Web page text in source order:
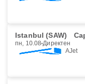
Istanbul (SAW)
пн, 10.08 Директен
AJet